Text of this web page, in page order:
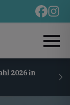
2026 in